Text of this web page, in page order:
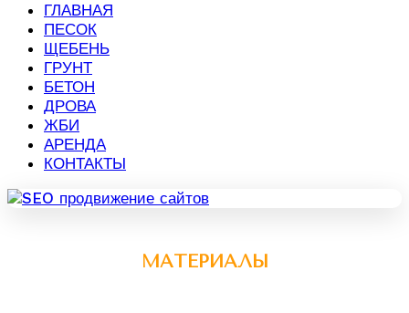
ГЛАВНАЯ
ПЕСОК
ЩЕБЕНЬ
ГРУНТ
БЕТОН
ДРОВА
ЖБИ
АРЕНДА
КОНТАКТЫ
МАТЕРИАЛЫ